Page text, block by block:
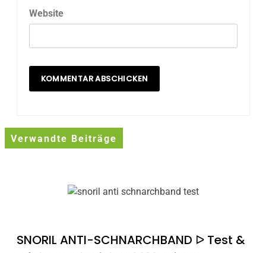
Website
Verwandte Beiträge
SNORIL ANTI-SCHNARCHBAND ᐅ Test &